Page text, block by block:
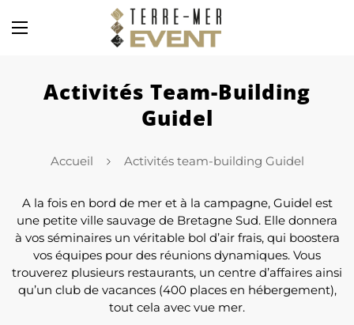
Activités Team-Building
Guidel
Accueil Activités team-building Guidel
A la fois en bord de mer et à la campagne, Guidel est
une petite ville sauvage de Bretagne Sud. Elle donnera
à vos séminaires un véritable bol d’air frais, qui boostera
vos équipes pour des réunions dynamiques. Vous
trouverez plusieurs restaurants, un centre d’affaires ainsi
qu’un club de vacances (400 places en hébergement),
tout cela avec vue mer.